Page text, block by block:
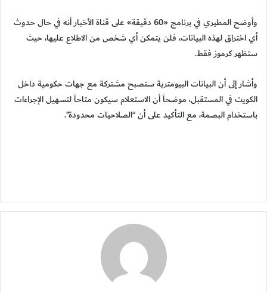
وأوضح المطيري في برنامج «60 دقيقة» على قناة الأخبار أنه في حال حدوث
أي اختراق لهذه البيانات، فلن يتمكن أي شخص من الاطلاع عليها، حيث
ستظهر كرموز فقط.
وأشار إلى أن البيانات البيومترية ستصبح مشتركة مع جهات حكومية داخل
الكويت في المستقبل، موضحاً أن الاستعلام سيكون متاحاً لتسهيل الإجراءات
باستخدام البصمة، مع التأكيد على أن “الصلاحيات محدودة”.